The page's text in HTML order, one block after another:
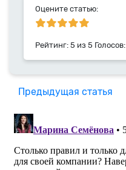
Оцените статью:
Рейтинг: 5 из 5 Голосов:
Предыдущая статья